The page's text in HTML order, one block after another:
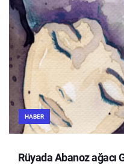
HABER
Rüyada Abanoz ağacı